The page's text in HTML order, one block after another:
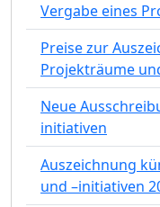
Vergabe eines
Preise zur
Projekträume
Neue
initiativen
Auszeichnung
und –initiativen